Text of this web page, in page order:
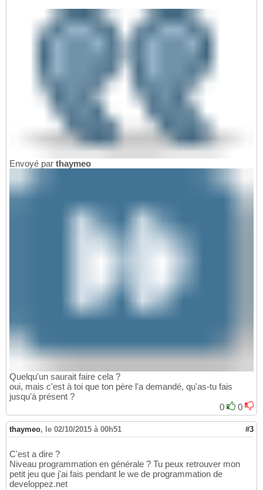
Envoyé par thaymeo
Quelqu'un saurait faire cela ?
oui, mais c'est à toi que ton père l'a demandé, qu'as-tu fais
jusqu'à présent ?
0
0
thaymeo, le 02/10/2015 à 00h51 #3
C'est a dire ?
Niveau programmation en générale ? Tu peux retrouver mon
petit jeu que j'ai fais pendant le we de programmation de
developpez.net